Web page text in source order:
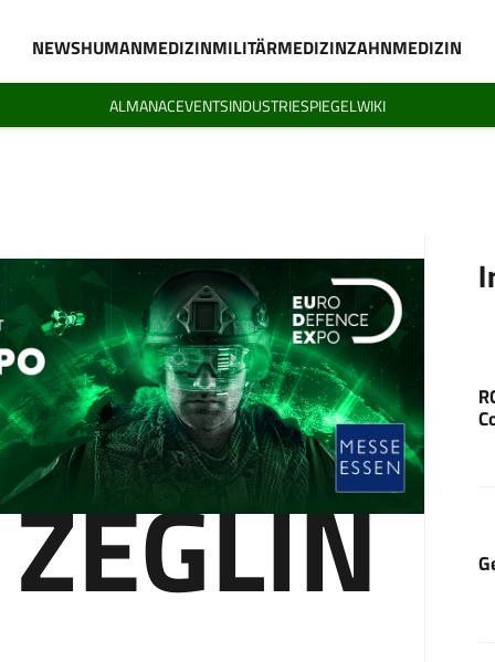
NEWSHUMANMEDIZINMILITÄRMEDIZINZAHNMEDIZIN
ALMANACEVENTSINDUSTRIESPIEGELWIKI